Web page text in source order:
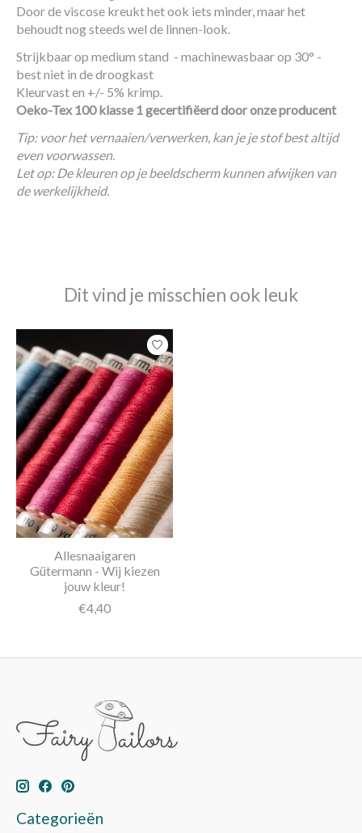
Door de viscose kreukt het ook iets minder, maar het
behoudt nog steeds wel de linnen-look.
Strijkbaar op medium stand - machinewasbaar op 30° -
best niet in de droogkast
Kleurvast en +/- 5% krimp.
Oeko-Tex 100 klasse 1 gecertifiëerd door onze producent
Tip: voor het vernaaien/verwerken, kan je je stof best altijd
even voorwassen.
Let op: De kleuren op je beeldscherm kunnen afwijken van
de werkelijkheid.
Dit vind je misschien ook leuk
Items van productcarrousel
Allesnaaigaren
Gütermann - Wij kiezen
jouw kleur!
€4,40
Categorieën